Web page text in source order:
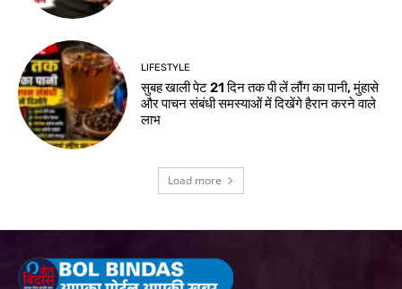
LIFESTYLE
सुबह खाली पेट 21 दिन तक पी लें लौंग का पानी, मुंहासे
और पाचन संबंधी समस्याओं में दिखेंगे हैरान करने वाले
लाभ
Load more